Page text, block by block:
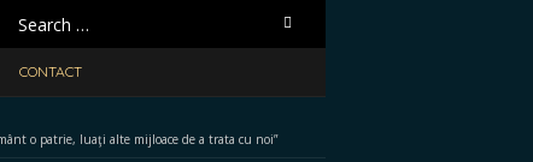
Search
for:
CONTACT
o patrie, luaţi alte mijloace de a trata cu noi”